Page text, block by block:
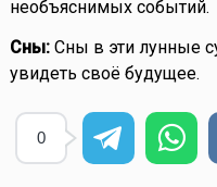
необъяснимых событий.
Сны:Сны в эти лунные
увидеть своё будущее.
0